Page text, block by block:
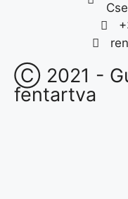
Ⓒ 2021 -
fentartva